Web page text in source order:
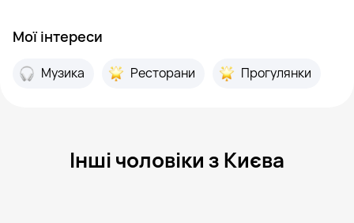
Мої інтереси
Музика Ресторани Прогулянки
Інші чоловіки з Києва